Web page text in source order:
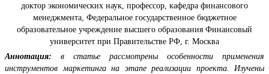
доктор экономических наук, профессор, кафедра финансового
менеджмента, Федеральное государственное бюджетное
образовательное учреждение высшего образования Финансовый
университет при Правительстве РФ, г. Москва
Аннотация: в статье рассмотрены особенности применения
инструментов маркетинга на этапе реализации проекта. Изучены